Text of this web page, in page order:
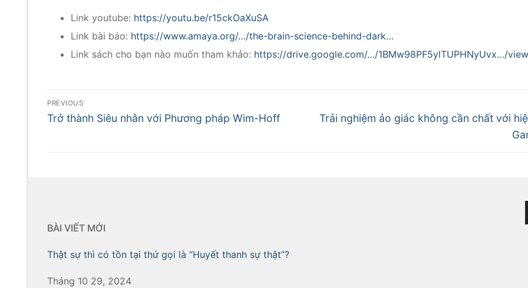
Link youtube: https://youtu.be/r15ckOaXuSA
Link bài báo: https://www.amaya.org/…/the-brain-science-behind-dark…
Link sách cho bạn nào muốn tham khảo: https://drive.google.com/…/1BMw98PF5ylTUPHNyUvx…/
PREVIOUS
Trở thành Siêu nhân với Phương pháp Wim-Hoff
Trải nghiệm ảo giác không cần chất với
BÀI VIẾT MỚI
Thật sự thì có tồn tại thứ gọi là “Huyết thanh sự thật”?
Tháng 10 29, 2024